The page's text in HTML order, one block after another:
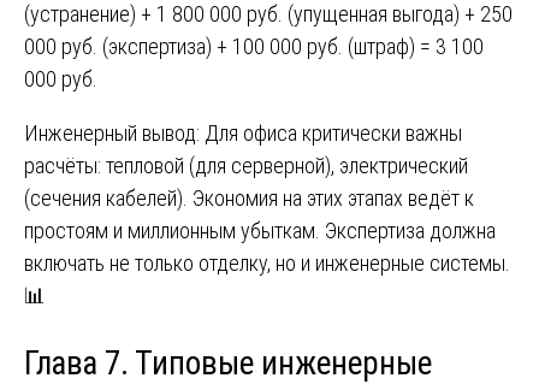
(устранение) + 1 800 000 руб. (упущенная выгода) + 250
000 руб. (экспертиза) + 100 000 руб. (штраф) = 3 100
000 руб.
Инженерный вывод: Для офиса критически важны
расчёты: тепловой (для серверной), электрический
(сечения кабелей). Экономия на этих этапах ведёт к
простоям и миллионным убыткам. Экспертиза должна
включать не только отделку, но и инженерные системы.
📊
Глава 7. Типовые инженерные